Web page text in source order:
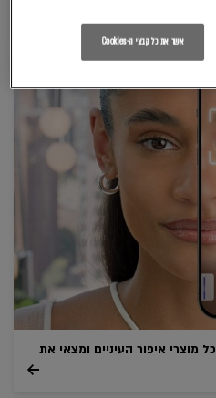
מוצרי איפור העיניים ומצאי את
אשר את כל קבצי ה-Cookies